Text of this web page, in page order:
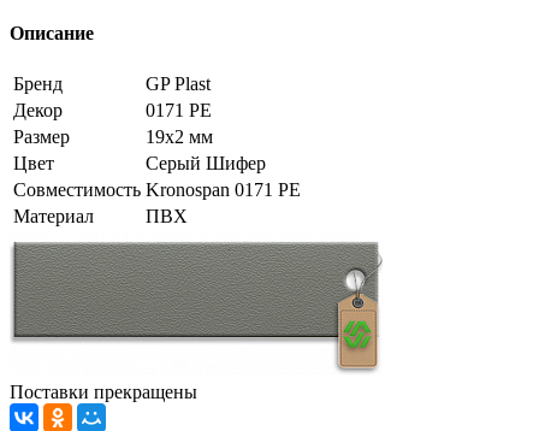
Описание
Бренд
GP Plast
Декор
0171 PE
Размер
19x2 мм
Цвет
Серый Шифер
Совместимость Kronospan 0171 PE
Материал
ПВХ
Поставки прекращены